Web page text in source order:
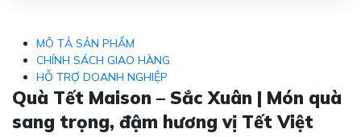
MÔ TẢ SẢN PHẨM
CHÍNH SÁCH GIAO HÀNG
HỖ TRỢ DOANH NGHIỆP
Quà Tết Maison – Sắc Xuân | Món quà
sang trọng, đậm hương vị Tết Việt